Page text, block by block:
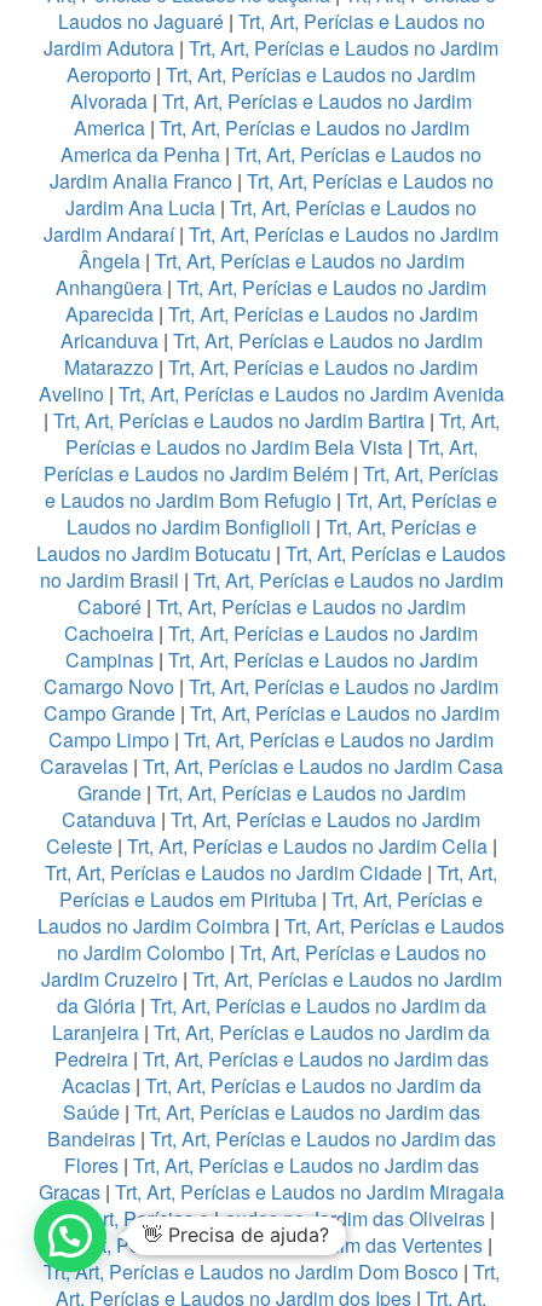
Laudos no Jaguaré| Trt, Art, Perícias e Laudos no
Jardim Adutora | Trt, Art, Perícias e Laudos no Jardim
Aeroporto | Trt, Art, Perícias e Laudos no Jardim
Alvorada | Trt, Art, Perícias e Laudos no Jardim
America| Trt, Art, Perícias e Laudos no Jardim
America da Penha | Trt, Art, Perícias e Laudos no
Jardim Analia Franco| Trt, Art, Perícias e Laudos no
Jardim Ana Lucia | Trt, Art, Perícias e Laudos no
Jardim Andaraí| Trt, Art, Perícias e Laudos no Jardim
Ângela| Trt, Art, Perícias e Laudos no Jardim
Anhangüera | Trt, Art, Perícias e Laudos no Jardim
Aparecida| Trt, Art, Perícias e Laudos no Jardim
Aricanduva| Trt, Art, Perícias e Laudos no Jardim
Matarazzo | Trt, Art, Perícias e Laudos no Jardim
Avelino| Trt, Art, Perícias e Laudos no Jardim Avenida
| Trt, Art, Perícias e Laudos no Jardim Bartira| Trt, Art,
Perícias e Laudos no Jardim Bela Vista| Trt, Art,
Perícias e Laudos no Jardim Belém | Trt, Art, Perícias
e Laudos no Jardim Bom Refugio | Trt, Art, Perícias e
Laudos no Jardim Bonfiglioli | Trt, Art, Perícias e
Laudos no Jardim Botucatu | Trt, Art, Perícias e Laudos
no Jardim Brasil | Trt, Art, Perícias e Laudos no Jardim
Caboré| Trt, Art, Perícias e Laudos no Jardim
Cachoeira | Trt, Art, Perícias e Laudos no Jardim
Campinas| Trt, Art, Perícias e Laudos no Jardim
Camargo Novo | Trt, Art, Perícias e Laudos no Jardim
Campo Grande| Trt, Art, Perícias e Laudos no Jardim
Campo Limpo | Trt, Art, Perícias e Laudos no Jardim
Caravelas| Trt, Art, Perícias e Laudos no Jardim Casa
Grande| Trt, Art, Perícias e Laudos no Jardim
Catanduva | Trt, Art, Perícias e Laudos no Jardim
Celeste| Trt, Art, Perícias e Laudos no Jardim Celia|
Trt, Art, Perícias e Laudos no Jardim Cidade | Trt, Art,
Perícias e Laudos em Pirituba | Trt, Art, Perícias e
Laudos no Jardim Coimbra | Trt, Art, Perícias e Laudos
no Jardim Colombo| Trt, Art, Perícias e Laudos no
Jardim Cruzeiro| Trt, Art, Perícias e Laudos no Jardim
da Glória| Trt, Art, Perícias e Laudos no Jardim da
Laranjeira | Trt, Art, Perícias e Laudos no Jardim da
Pedreira| Trt, Art, Perícias e Laudos no Jardim das
Acacias| Trt, Art, Perícias e Laudos no Jardim da
Saúde| Trt, Art, Perícias e Laudos no Jardim das
Bandeiras| Trt, Art, Perícias e Laudos no Jardim das
Flores| Trt, Art, Perícias e Laudos no Jardim das
Graças| Trt, Art, Perícias e Laudos no Jardim Miragaia
|Trt, Art, Perícias e Laudos no Jardim das Oliveiras|
Trt, Art, Perícias e Laudos no Jardim das Vertentes|
Trt, Art, Perícias e Laudos no Jardim Dom Bosco| Trt,
Art, Perícias e Laudos no Jardim dos Ipes | Trt, Art,
👋 Precisa de ajuda?